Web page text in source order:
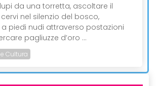
da una torretta, ascoltare il
nel silenzio del bosco,
piedi nudi attraverso postazioni
pagliuzze d’oro ...
Cultura